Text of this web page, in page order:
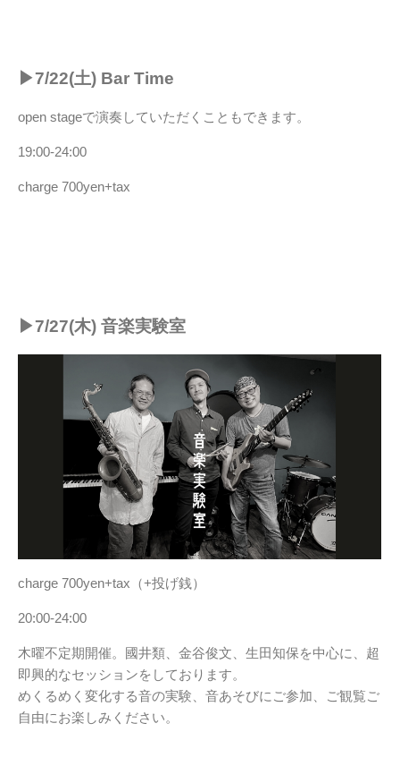
▶︎7/22(土) Bar Time
open stageで演奏していただくこともできます。
19:00-24:00
charge 700yen+tax
▶︎7/27(木) 音楽実験室
charge 700yen+tax（+投げ銭）
20:00-24:00
木曜不定期開催。國井類、金谷俊文、生田知保を中心に、超
即興的なセッションをしております。
めくるめく変化する音の実験、音あそびにご参加、ご観覧ご
自由にお楽しみください。